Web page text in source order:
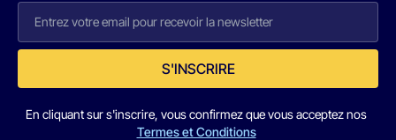
S'INSCRIRE
En cliquant sur s'inscrire, vous confirmez que vous acceptez nos
Termes et Conditions